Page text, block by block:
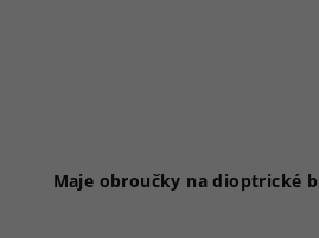
Maje obroučky na dioptrické